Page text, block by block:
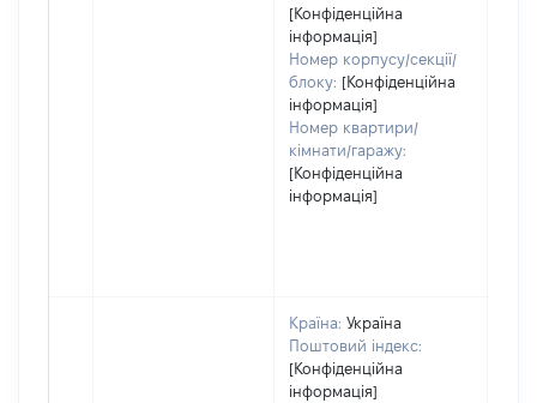
[Конфіденційна
інформація]
Номер корпусу/секції/
блоку: [Конфіденційна
інформація]
Номер квартири/
кімнати/гаражу:
[Конфіденційна
інформація]
Країна: Україна
Поштовий індекс:
[Конфіденційна
інформація]